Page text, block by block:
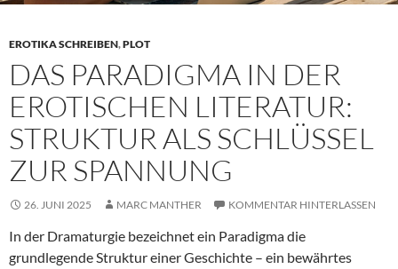
EROTIKA SCHREIBEN,PLOT
DAS PARADIGMA IN DER
EROTISCHEN LITERATUR:
STRUKTUR ALS SCHLÜSSEL
ZUR SPANNUNG
26. JUNI 2025 MARC MANTHER KOMMENTAR HINTERLASSEN
In der Dramaturgie bezeichnet ein Paradigma die
grundlegende Struktur einer Geschichte – ein bewährtes